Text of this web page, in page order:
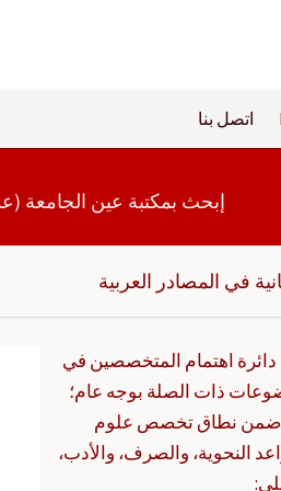
اتصل بنا
إبحث بمكتبة عين الجامعة (عدد
في المصادر العربية
دائرة اهتمام المتخصصين في
ذات الصلة بوجه عام؛
ضمن نطاق تخصص علوم
النحوية، والصرف، والأدب،